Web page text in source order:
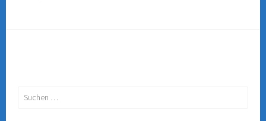
Suchen